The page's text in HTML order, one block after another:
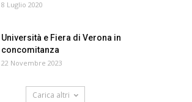
8 Luglio 2020
Università e Fiera di Verona in
concomitanza
22 Novembre 2023
Carica altri